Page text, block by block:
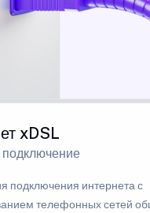
xDSL
подключения интернета с
телефонных сетей